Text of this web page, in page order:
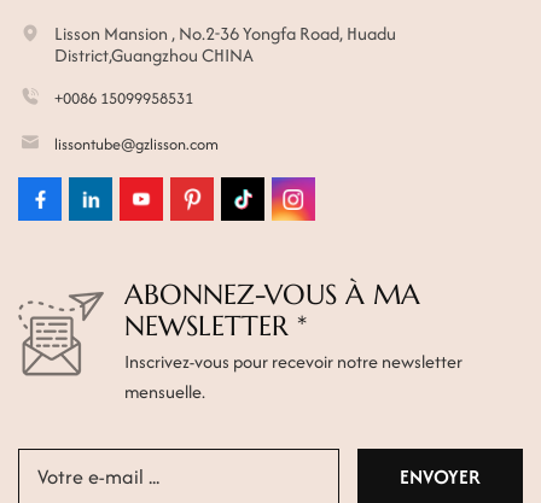
Lisson Mansion , No.2-36 Yongfa Road, Huadu
District,Guangzhou CHINA
+0086 15099958531
lissontube@gzlisson.com
ABONNEZ-VOUS À MA
NEWSLETTER *
Inscrivez-vous pour recevoir notre newsletter
mensuelle.